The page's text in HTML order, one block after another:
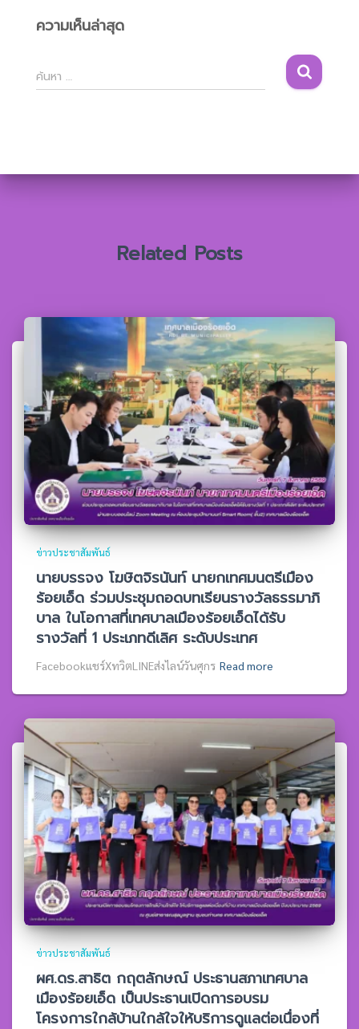
ความเห็นล่าสุด
ค้
น
ห
ค้นหา …
Related Posts
ข่าวประชาสัมพันธ์
นายบรรจง โฆษิตจิรนันท์ นายกเทศมนตรีเมือง
ร้อยเอ็ด ร่วมประชุมถอดบทเรียนรางวัลธรรมาภิ
บาล ในโอกาสที่เทศบาลเมืองร้อยเอ็ดได้รับ
รางวัลที่ 1 ประเภทดีเลิศ ระดับประเทศ
Facebookแชร์XทวิตLINEส่งไลน์วันศุกร Read more
ข่าวประชาสัมพันธ์
ผศ.ดร.สาธิต กฤตลักษณ์ ประธานสภาเทศบาล
เมืองร้อยเอ็ด เป็นประธานเปิดการอบรม
โครงการใกล้บ้านใกล้ใจให้บริการดูแลต่อเนื่องที่